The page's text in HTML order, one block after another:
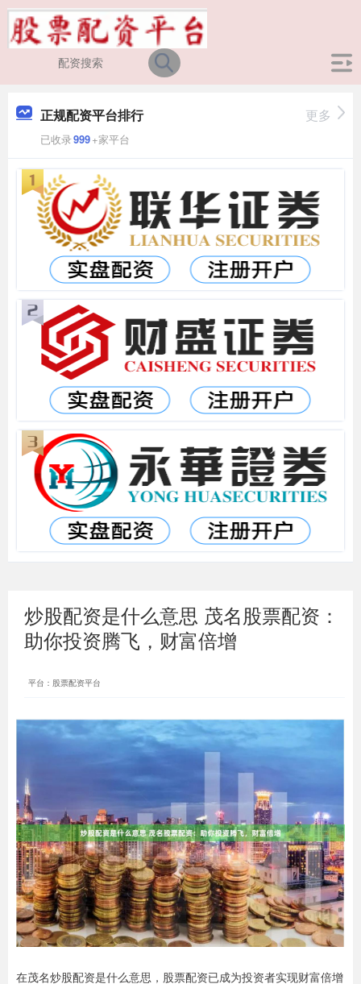
正规配资平台排行
已收录999+家平台
更多
炒股配资是什么意思 茂名股票配资：
助你投资腾飞，财富倍增
平台：股票配资平台
在茂名炒股配资是什么意思，股票配资已成为投资者实现财富倍增